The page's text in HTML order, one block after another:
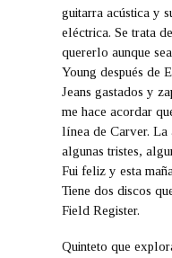
guitarra acústica y
eléctrica. Se trata
quererlo aunque
Young después de
Jeans gastados y
me hace acordar
línea de Carver. La
algunas tristes,
Fui feliz y esta
Tiene dos discos
Field Register.
Quinteto que